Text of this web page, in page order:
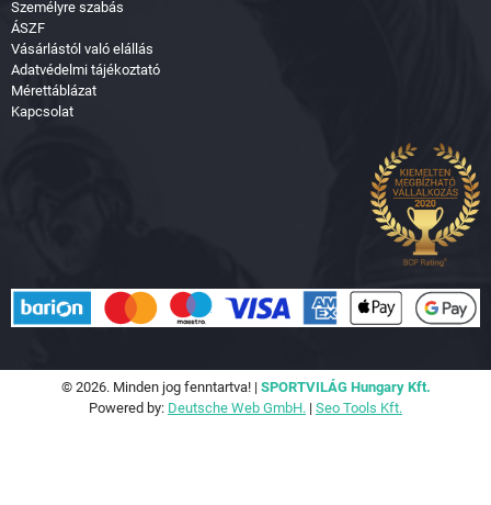
Személyre szabás
ÁSZF
Vásárlástól való elállás
Adatvédelmi tájékoztató
Mérettáblázat
Kapcsolat
© 2026. Minden jog fenntartva! | SPORTVILÁG Hungary Kft.
Powered by: Deutsche Web GmbH. | Seo Tools Kft.